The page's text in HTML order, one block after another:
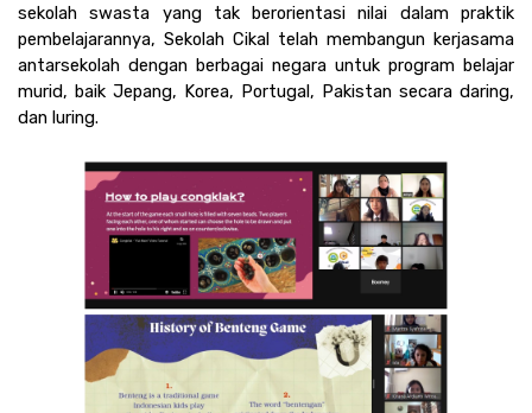
sekolah swasta yang tak berorientasi nilai dalam praktik
pembelajarannya, Sekolah Cikal telah membangun kerjasama
antarsekolah dengan berbagai negara untuk program belajar
murid, baik Jepang, Korea, Portugal, Pakistan secara daring,
dan luring.